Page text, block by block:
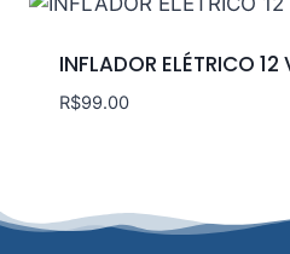
INFLADOR ELÉTRICO
R$99.00